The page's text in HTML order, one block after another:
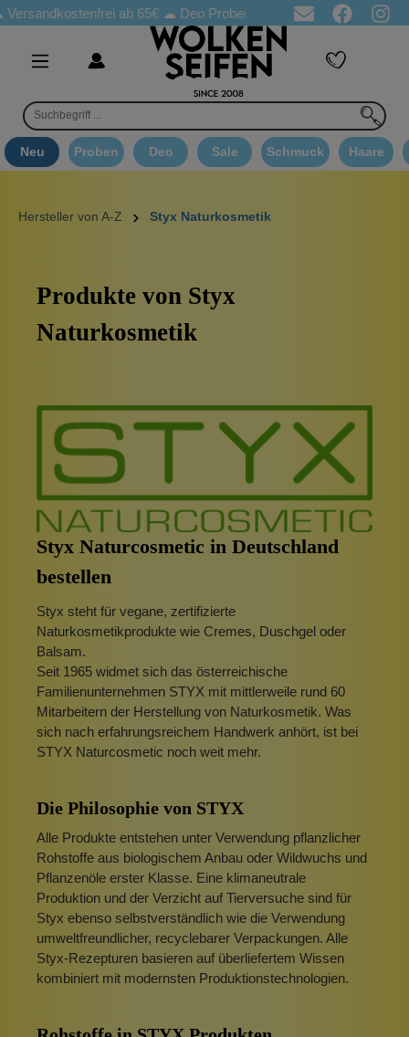
ab 65€☁ Deo Proben in jeder Bestellung ☁
Neu Proben Deo Sale Schmuck Haare
Hersteller von A-Z Styx Naturkosmetik
Produkte von Styx
Naturkosmetik
Styx Naturcosmetic in Deutschland
bestellen
Styx steht für vegane, zertifizierte
Naturkosmetikprodukte wie Cremes, Duschgel oder
Balsam.
Seit 1965 widmet sich das österreichische
Familienunternehmen STYX mit mittlerweile rund 60
Mitarbeitern der Herstellung von Naturkosmetik. Was
sich nach erfahrungsreichem Handwerk anhört, ist bei
STYX Naturcosmetic noch weit mehr.
Die Philosophie von STYX
Alle Produkte entstehen unter Verwendung pflanzlicher
Rohstoffe aus biologischem Anbau oder Wildwuchs und
Pflanzenöle erster Klasse. Eine klimaneutrale
Produktion und der Verzicht auf Tierversuche sind für
Styx ebenso selbstverständlich wie die Verwendung
umweltfreundlicher, recyclebarer Verpackungen. Alle
Styx-Rezepturen basieren auf überliefertem Wissen
kombiniert mit modernsten Produktionstechnologien.